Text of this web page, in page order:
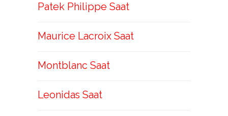
Patek Philippe Saat
Maurice Lacroix Saat
Montblanc Saat
Leonidas Saat